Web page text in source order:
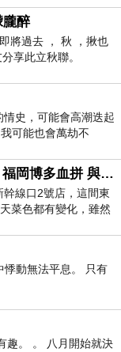
朧醉
將過去 ， 秋 ，揪也
享此立秋聯。
史，可能會高潮迭起
可能也會萬劫不
花心的罪
【2026-6廣島】Day 6 福岡博多血拼 與機場接送少年司機深夜對談
線口2號店，這間東
菜色都有變化，雖然
，但
悸動無法平息。 只有
。 。 八月開始就決